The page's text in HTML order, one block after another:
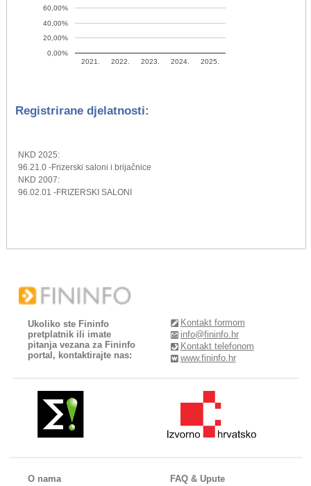
2021. 2022. 2023. 2024. 2025.
0,00%
20,00%
40,00%
60,00%
Registrirane djelatnosti:
NKD 2025:
96.21.0 -Frizerski saloni i brijačnice
NKD 2007:
96.02.01 -FRIZERSKI SALONI
Ukoliko ste Fininfo
pretplatnik ili imate
pitanja vezana za Fininfo
portal, kontaktirajte nas:
Kontakt formom
info@fininfo.hr
Kontakt telefonom
www.fininfo.hr
O nama
FAQ & Upute